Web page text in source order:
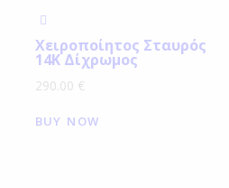
Χειροποίητος Σταυρός
14Κ Δίχρωμος
290.00 €
BUY NOW